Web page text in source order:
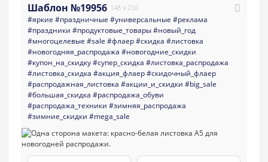
Шаблон №19956 148 x 210
#яркие #праздничные #универсальные #реклама
#праздники #продуктовые_товары#новый_год
#многоцелевые #sale #флаер#скидка #листовка
#новогодняя_распродажа #новогодние_скидки
#купон_на_скидку#супер_скидка #листовка_распродажа
#листовка_скидка #акция_флаер#скидочный_флаер
#распродажная_листовка #акции_и_скидки #big_sale
#большая_скидка #распродажа_обуви
#распродажа_техники #зимняя_распродажа
#зимние_скидки #mega_sale